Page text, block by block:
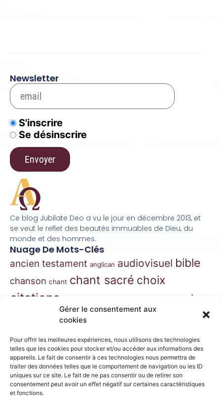
Gérer le consentement aux
cookies
Pour offrir les meilleures expériences, nous utilisons des technologies
telles que les cookies pour stocker et/ou accéder aux informations des
appareils. Le fait de consentir à ces technologies nous permettra de
traiter des données telles que le comportement de navigation ou les ID
uniques sur ce site. Le fait de ne pas consentir ou de retirer son
consentement peut avoir un effet négatif sur certaines caractéristiques
et fonctions.
Ce blog Jubilate Deo a vu le jour en décembre 2013, et
se veut le reflet des beautés immuables de Dieu, du
monde et des hommes.
Nuage De Mots-Clés
ancien testament anglican audiovisuel bible
chanson chant chant sacré choix
citations essai
gospel grégorien
jésus liturgie liturgie orthodoxe marie
morceaux choisismusique
musique classique musique de film nouveau
testament nouvelles orthodoxe philosophie
Newsletter
S'inscrire
Se désinscrire